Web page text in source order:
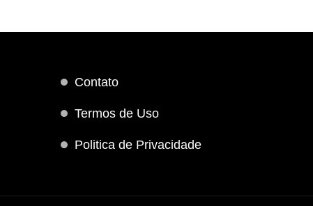
Contato
Termos de Uso
Politica de Privacidade